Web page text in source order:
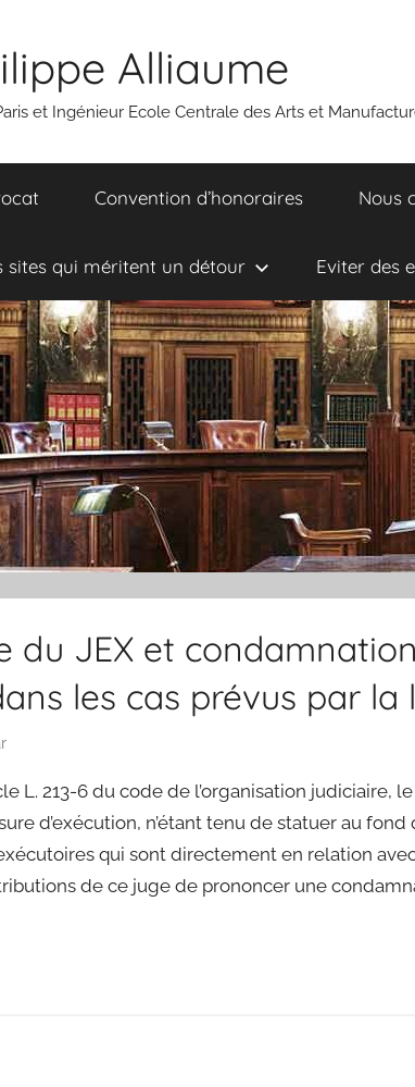
Alliaume
et Ingénieur Ecole Centrale des Arts et
Convention d’honoraires Nous
sites qui méritent un détour Eviter des
du JEX et
les cas prévus par la
L. 213-6 du code de l’organisation judiciaire,
d’exécution, n’étant tenu de statuer au
qui sont directement en relation
de ce juge de prononcer une